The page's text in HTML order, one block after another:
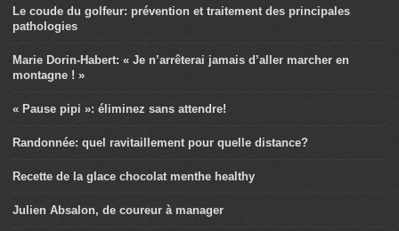
Le coude du golfeur: prévention et traitement des principales
pathologies
Marie Dorin-Habert: « Je n’arrêterai jamais d’aller marcher en
montagne ! »
« Pause pipi »: éliminez sans attendre!
Randonnée: quel ravitaillement pour quelle distance?
Recette de la glace chocolat menthe healthy
Julien Absalon, de coureur à manager